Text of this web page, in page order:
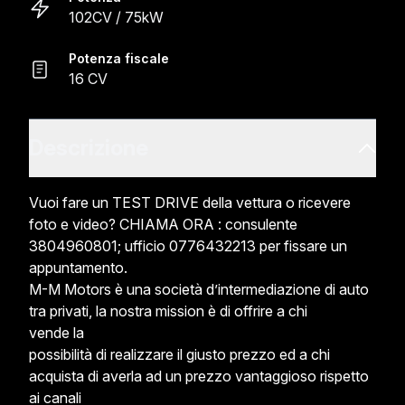
102CV / 75kW
Potenza fiscale
16 CV
Vuoi fare un TEST DRIVE della vettura o ricevere
foto e video? CHIAMA ORA : consulente
3804960801; ufficio 0776432213 per fissare un
appuntamento.
M-M Motors è una società d’intermediazione di auto
tra privati, la nostra mission è di offrire a chi
vende la
possibilità di realizzare il giusto prezzo ed a chi
acquista di averla ad un prezzo vantaggioso rispetto
ai canali